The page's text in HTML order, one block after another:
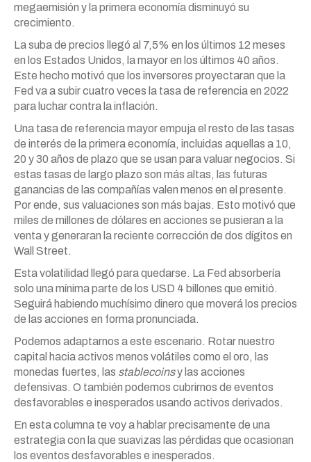
megaemisión y la primera economía disminuyó su
crecimiento.
La suba de precios llegó al 7,5% en los últimos 12 meses
en los Estados Unidos, la mayor en los últimos 40 años.
Este hecho motivó que los inversores proyectaran que la
Fed va a subir cuatro veces la tasa de referencia en 2022
para luchar contra la inflación.
Una tasa de referencia mayor empuja el resto de las tasas
de interés de la primera economía, incluidas aquellas a 10,
20 y 30 años de plazo que se usan para valuar negocios. Si
estas tasas de largo plazo son más altas, las futuras
ganancias de las compañías valen menos en el presente.
Por ende, sus valuaciones son más bajas. Esto motivó que
miles de millones de dólares en acciones se pusieran a la
venta y generaran la reciente corrección de dos dígitos en
Wall Street.
Esta volatilidad llegó para quedarse. La Fed absorbería
solo una mínima parte de los USD 4 billones que emitió.
Seguirá habiendo muchísimo dinero que moverá los precios
de las acciones en forma pronunciada.
Podemos adaptarnos a este escenario. Rotar nuestro
capital hacia activos menos volátiles como el oro, las
monedas fuertes, las stablecoinsy las acciones
defensivas. O también podemos cubrirnos de eventos
desfavorables e inesperados usando activos derivados.
En esta columna te voy a hablar precisamente de una
estrategia con la que suavizas las pérdidas que ocasionan
los eventos desfavorables e inesperados.